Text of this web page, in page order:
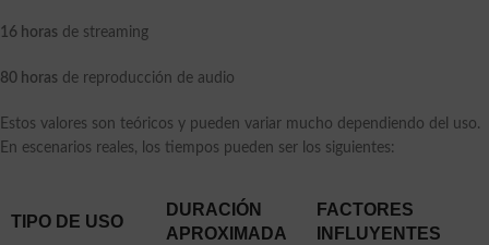
16 horas de streaming
80 horas de reproducción de audio
Estos valores son teóricos y pueden variar mucho dependiendo del uso.
En escenarios reales, los tiempos pueden ser los siguientes:
TIPO DE USO
DURACIÓN
APROXIMADA
FACTORES
INFLUYENTES